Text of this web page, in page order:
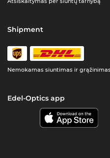
Shipment
Nemokamas siuntimas ir
Edel-Optics app